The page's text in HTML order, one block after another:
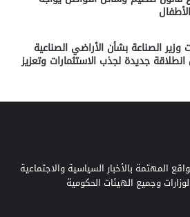
وزير الصناعة بشأن الأراضي الصناعية
جديدة لجذب الاستثمارات وتعزيز
المواقع المهتمة بالأخبار السياسية والاجتماعية
وجميع الهيئات الحكومية